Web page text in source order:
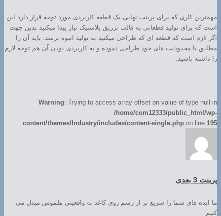
مهمترین کاری که برای پرینت نهایی یک قطعه کاربردی مورد توجه قرار دارد این
است که برای تولید قطعاتی به قالب تزریق پلاستیک نیاز پیدا میکنید بدین جهت
اگر لازم است که قطعه ای که طراحی میکنید به تولید انبوه برسد. باید آن را
مطابق با محدودیت های خود طراحی نموده و به کاربردی بودن آن هم توجه لازم
را داشته باشید.
Warning: Trying to access array offset on value of type null in
/home/com12333/public_html/wp-
content/themes/Industry/includes/content-single.php on line 195
پرینت 3 بعدی
ما ایده های شما را سریع تر از رسم روی کاغذ به واقعیتی ملموس مبدل می
کنیم